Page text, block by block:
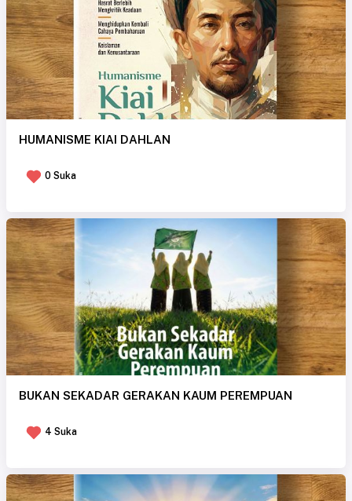
HUMANISME KIAI DAHLAN
0 Suka
BUKAN SEKADAR GERAKAN KAUM PEREMPUAN
4 Suka